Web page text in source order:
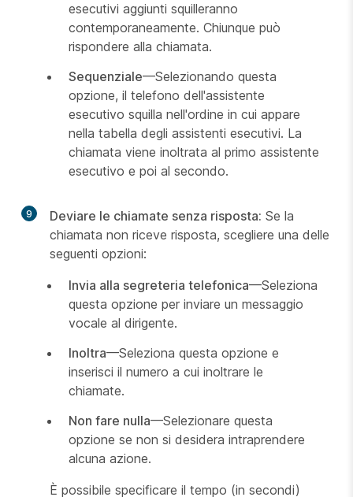
esecutivi aggiunti squilleranno
contemporaneamente. Chiunque può
rispondere alla chiamata.
Sequenziale—Selezionando questa
opzione, il telefono dell'assistente
esecutivo squilla nell'ordine in cui appare
nella tabella degli assistenti esecutivi. La
chiamata viene inoltrata al primo assistente
esecutivo e poi al secondo.
9 Deviare le chiamate senza risposta: Se la
chiamata non riceve risposta, scegliere una delle
seguenti opzioni:
Invia alla segreteria telefonica—Seleziona
questa opzione per inviare un messaggio
vocale al dirigente.
Inoltra—Seleziona questa opzione e
inserisci il numero a cui inoltrare le
chiamate.
Non fare nulla—Selezionare questa
opzione se non si desidera intraprendere
alcuna azione.
È possibile specificare il tempo (in secondi)